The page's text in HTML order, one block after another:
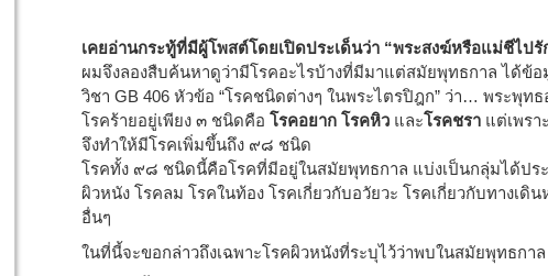
เคยอ่านกระทู้ที่มีผู้โพสต์โดยเปิดประเด็นว่า “พระสงฆ์หรือแม่ชีไปรั
ผมจึงลองสืบค้นหาดูว่ามีโรคอะไรบ้างที่มีมาแต่สมัยพุทธกาล ได้ข้อ
วิชา GB 406 หัวข้อ “โรคชนิดต่างๆ ในพระไตรปิฎก” ว่า… พระพุท
โรคร้ายอยู่เพียง ๓ ชนิดคือ โรคอยาก โรคหิว และโรคชรา แต่เพรา
จึงทำให้มีโรคเพิ่มขึ้นถึง ๙๘ ชนิด
โรคทั้ง ๙๘ ชนิดนี้คือโรคที่มีอยู่ในสมัยพุทธกาล แบ่งเป็นกลุ่มได้ปร
ผิวหนัง โรคลม โรคในท้อง โรคเกี่ยวกับอวัยวะ โรคเกี่ยวกับทางเดิ
อื่นๆ
ในที่นี้จะขอกล่าวถึงเฉพาะโรคผิวหนังที่ระบุไว้ว่าพบในสมัยพุทธกาล